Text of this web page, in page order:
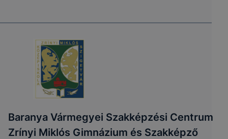
Baranya Vármegyei Szakképzési Centrum
Zrínyi Miklós Gimnázium és Szakképző